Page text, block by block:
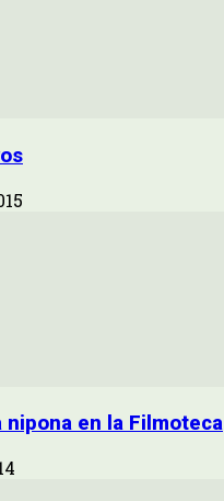
nipona en la Filmoteca